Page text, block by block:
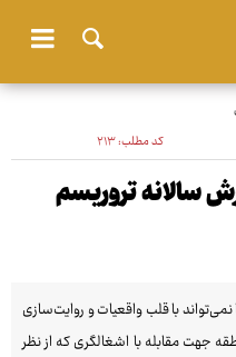
کد مطلب:۲۱۳
سالانه تروریسم
با قلب واقعیات و روایت‌سازی
جهت مقابله با اشغالگری که از نظر